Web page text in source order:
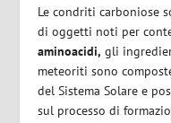
Le condriti carboniose
di oggetti noti per
aminoacidi, gli
meteoriti sono
del Sistema Solare e
sul processo di